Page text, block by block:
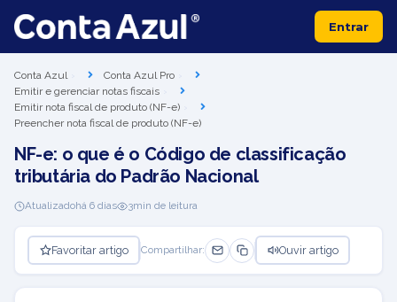
Entrar
Conta Azul
Conta Azul Pro
Emitir e gerenciar notas fiscais
Emitir nota fiscal de produto (NF-e)
Preencher nota fiscal de produto (NF-e)
NF-e: o que é o Código de classificação
tributária do Padrão Nacional
Atualizadohá 6 dias 3min de leitura
Favoritar artigo Compartilhar: Ouvir artigo